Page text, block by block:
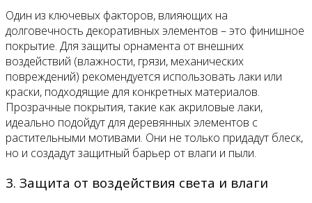
Один из ключевых факторов, влияющих на
долговечность декоративных элементов – это финишное
покрытие. Для защиты орнамента от внешних
воздействий (влажности, грязи, механических
повреждений) рекомендуется использовать лаки или
краски, подходящие для конкретных материалов.
Прозрачные покрытия, такие как акриловые лаки,
идеально подойдут для деревянных элементов с
растительными мотивами. Они не только придадут блеск,
но и создадут защитный барьер от влаги и пыли.
3. Защита от воздействия света и влаги